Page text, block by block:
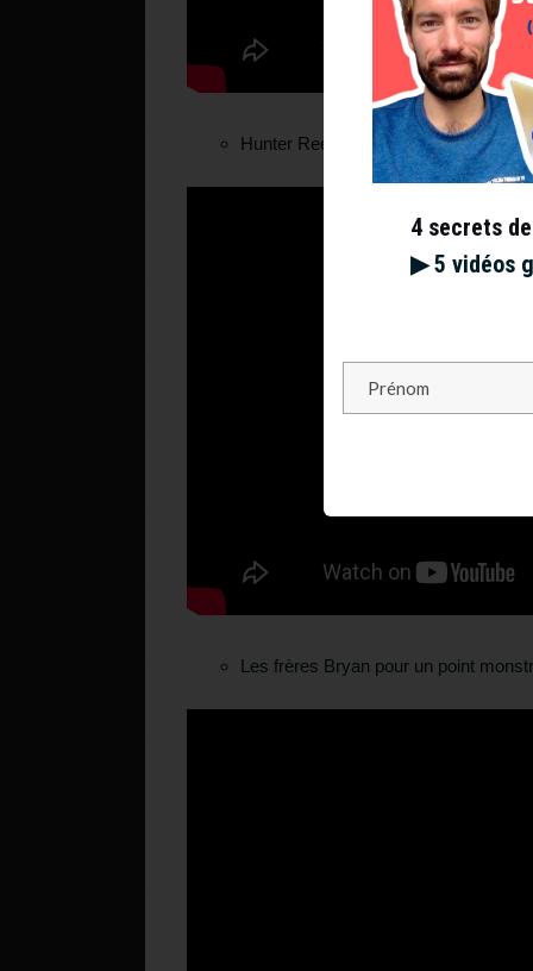
Hunter Reese pour un geste
Les frères Bryan pour un point
4 secrets
▶︎ 5 vidéos